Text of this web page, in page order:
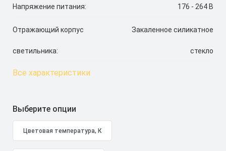
Напряжение питания: 176 - 264 В
Отражающий корпус
светильника:
Закаленное силикатное
стекло
Все характеристики
Выберите опции